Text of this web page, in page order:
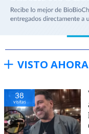
VISTO AHORA
38
visitas